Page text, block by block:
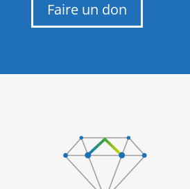
Faire un don